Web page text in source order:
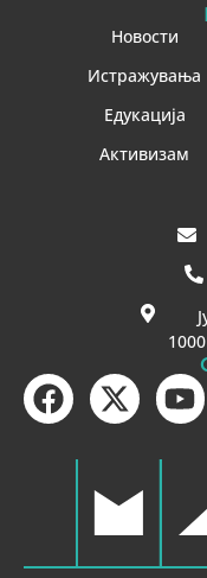
Новости
Истражувања
Едукација
Активизам